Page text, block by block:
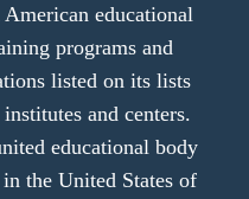
educational
programs and
listed on its lists
and centers.
educational body
the United States of